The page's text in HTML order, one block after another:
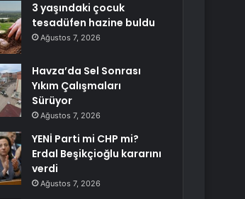
3 yaşındaki çocuk
tesadüfen hazine buldu
Ağustos 7, 2026
Havza’da Sel Sonrası
Yıkım Çalışmaları
Sürüyor
Ağustos 7, 2026
YENİ Parti mi CHP mi?
Erdal Beşikçioğlu kararını
verdi
Ağustos 7, 2026